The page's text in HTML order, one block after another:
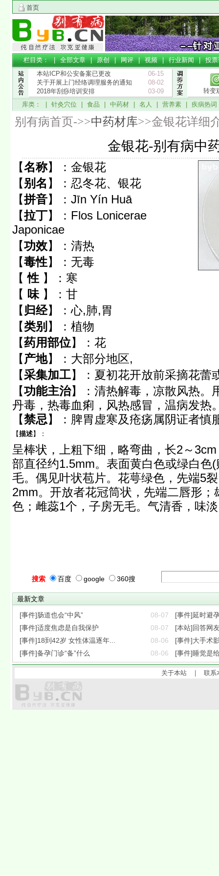
首页
栏目类： |全部文章|原创|网评|视频|行业新闻|投
本站ICP和公安备案已更改
06-15
关于开展上门经络调理服务的通知
08-02
2018年刮痧培训安排
03-09
转变
库类： | 针灸穴位 食品 中药材 名人 营养素 疾病热词
别有病首页->>中药材库>>金银花详细
金银花-别有病中
【名称】： 金银花
【别名 】： 忍冬花、银花
【拼音】： Jīn Yín Huā
【拉丁】： Flos Lonicerae
Japonicae
【功效】： 清热
【毒性】： 无毒
【 性 】： 寒
【 味 】： 甘
【 归经】：心,肺,胃
【类别 】： 植物
【药用部位】： 花
【 产地】： 大部分地区,
【采集加工】： 夏初花开放前采摘花蕾
【功能主治】： 清热解毒，凉散风热。
丹毒，热毒血痢，风热感冒，温病发热
【禁忌】： 脾胃虚寒及疮疡属阴证者慎
【描述】：
呈棒状，上粗下细，略弯曲，长2～
部直径约1.5mm。表面黄白色或绿白色
毛。偶见叶状苞片。花萼绿色，先端5
2mm。开放者花冠筒状，先端二唇形
色；雌蕊1个，子房无毛。气清香，味
搜索 百度 google 360搜
最新文章
[事件]肠道也会“中风” 08-07
[事件]延时避
[事件]适度焦虑是自我保护
08-07
[本站]回答网
[事件]18到42岁 女性体温逐年...
08-06
[事件]大手术
[事件]备孕门诊“备”什么
08-06 [事件]睡觉是
关于本站 |联系